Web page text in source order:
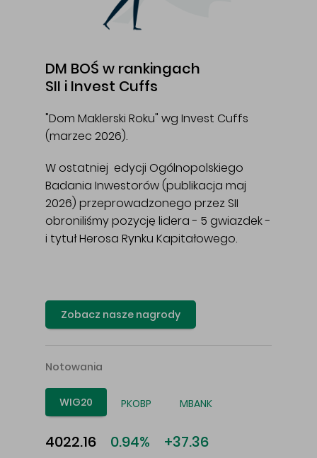
DM BOŚ w rankingach
SII i Invest Cuffs
"Dom Maklerski Roku" wg Invest Cuffs
(marzec 2026).
W ostatniej edycji Ogólnopolskiego
Badania Inwestorów (publikacja maj
2026) przeprowadzonego przez SII
obroniliśmy pozycję lidera - 5 gwiazdek -
i tytuł Herosa Rynku Kapitałowego.
Zobacz nasze nagrody
Notowania
WIG20 PKOBP MBANK
4022.16 0.94% +37.36